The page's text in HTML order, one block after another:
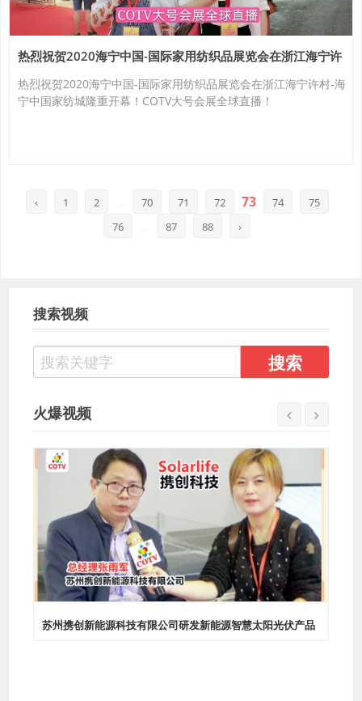
热烈祝贺2020海宁中国-国际家用纺织品展览会在浙江海宁许
村-海宁中国家纺城隆重开幕！
热烈祝贺2020海宁中国-国际家用纺织品展览会在浙江海宁许村-海
宁中国家纺城隆重开幕！COTV大号会展全球直播！
‹ 1 2 70 71 72 73 74
75
76
87 88 ›
搜索视频
火爆视频
COTV全球直播-高州市倍力牛皮革制品有限公司生产半皮、全